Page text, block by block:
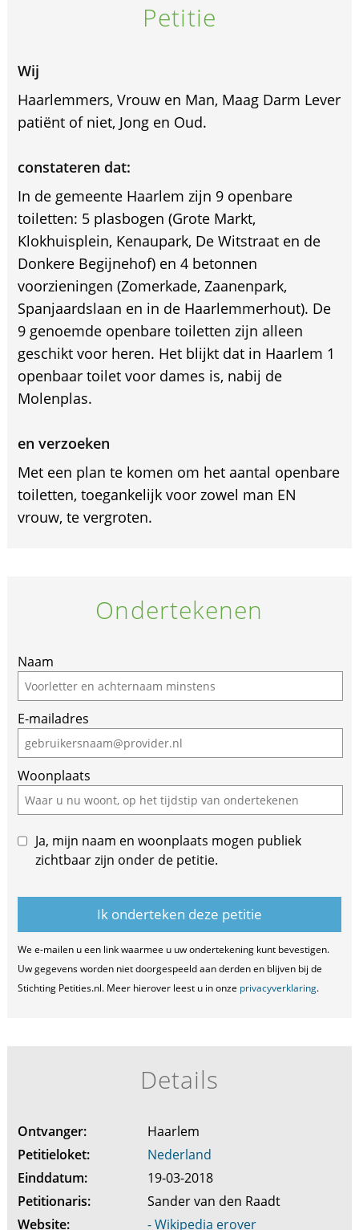
Petitie
Wij
Haarlemmers, Vrouw en Man, Maag Darm Lever
patiënt of niet, Jong en Oud.
constateren dat:
In de gemeente Haarlem zijn 9 openbare
toiletten: 5 plasbogen (Grote Markt,
Klokhuisplein, Kenaupark, De Witstraat en de
Donkere Begijnehof) en 4 betonnen
voorzieningen (Zomerkade, Zaanenpark,
Spanjaardslaan en in de Haarlemmerhout). De
9 genoemde openbare toiletten zijn alleen
geschikt voor heren. Het blijkt dat in Haarlem 1
openbaar toilet voor dames is, nabij de
Molenplas.
en verzoeken
Met een plan te komen om het aantal openbare
toiletten, toegankelijk voor zowel man EN
vrouw, te vergroten.
Ondertekenen
If
you
are
a
human,
ignore
this
field
Naam
E-mailadres
Woonplaats
Ja, mijn naam en woonplaats mogen publiek
zichtbaar zijn onder de petitie.
We e-mailen u een link waarmee u uw ondertekening kunt bevestigen.
Uw gegevens worden niet doorgespeeld aan derden en blijven bij de
Stichting Petities.nl. Meer hierover leest u in onze privacyverklaring.
Details
Ontvanger:
Haarlem
Petitieloket:
Nederland
Einddatum:
19-03-2018
Petitionaris:
Sander van den Raadt
Website:
- Wikipedia erover